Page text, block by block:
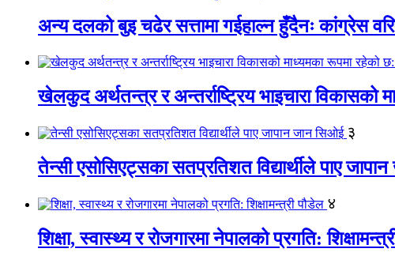
अन्य दलको बुइ चढेर सत्तामा गईहाल्न हुँदैनः कांग्रेस
खेलकुद अर्थतन्त्र र अन्तर्राष्ट्रिय भाइचारा
३
तेन्सी एसोसिएट्सका सतप्रतिशत विद्यार्थीले पाए
४
शिक्षा, स्वास्थ्य र रोजगारमा नेपालको प्रगति: